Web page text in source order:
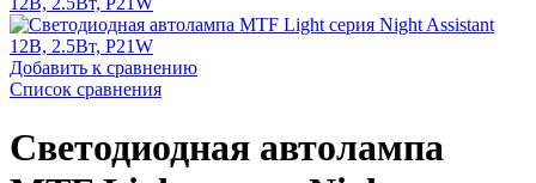
Добавить к сравнению
Список сравнения
Светодиодная автолампа